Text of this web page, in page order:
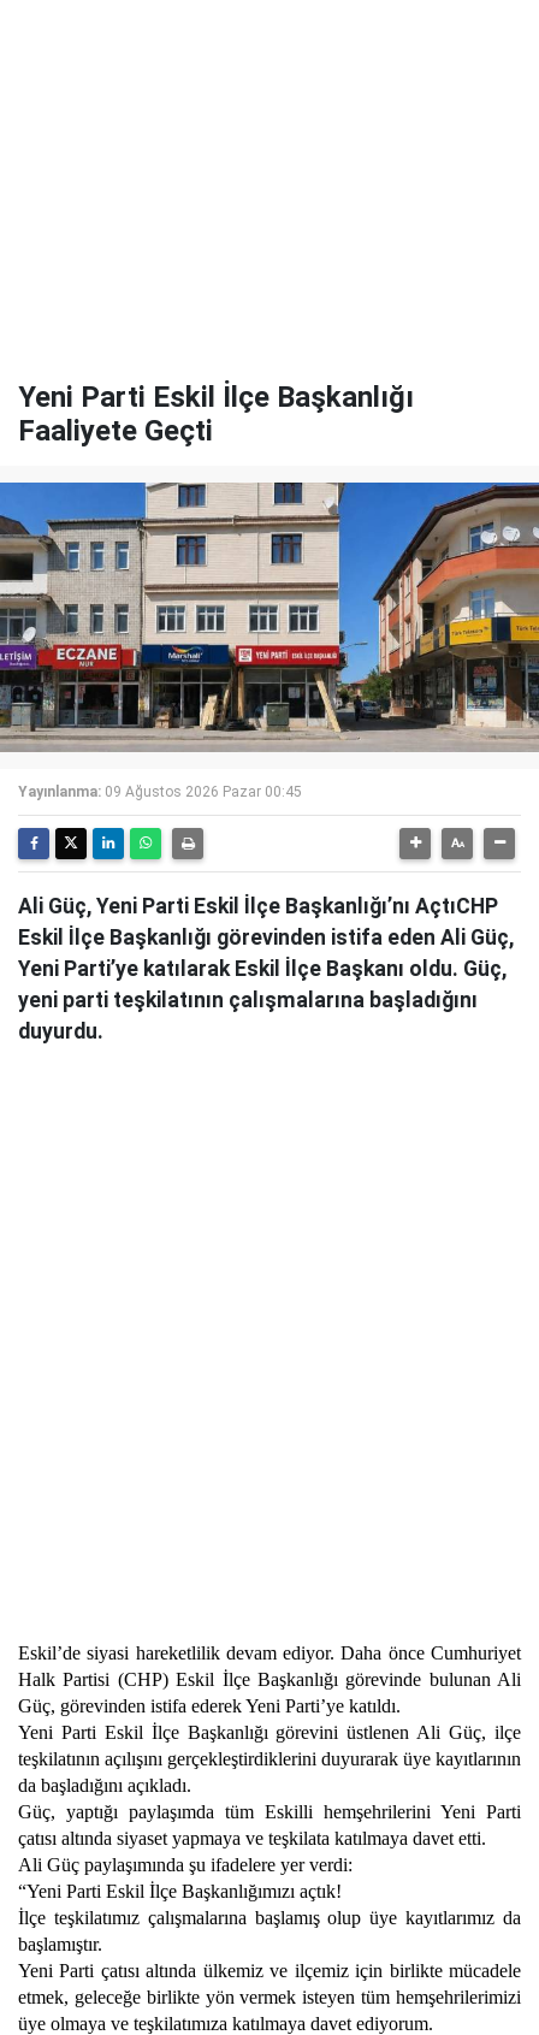
Yeni Parti Eskil İlçe Başkanlığı
Faaliyete Geçti
Yayınlanma: 09 Ağustos 2026 Pazar 00:45
Ali Güç, Yeni Parti Eskil İlçe Başkanlığı’nı AçtıCHP
Eskil İlçe Başkanlığı görevinden istifa eden Ali Güç,
Yeni Parti’ye katılarak Eskil İlçe Başkanı oldu. Güç,
yeni parti teşkilatının çalışmalarına başladığını
duyurdu.
Eskil’de siyasi hareketlilik devam ediyor. Daha önce Cumhuriyet
Halk Partisi (CHP) Eskil İlçe Başkanlığı görevinde bulunan Ali
Güç, görevinden istifa ederek Yeni Parti’ye katıldı.
Yeni Parti Eskil İlçe Başkanlığı görevini üstlenen Ali Güç, ilçe
teşkilatının açılışını gerçekleştirdiklerini duyurarak üye kayıtlarının
da başladığını açıkladı.
Güç, yaptığı paylaşımda tüm Eskilli hemşehrilerini Yeni Parti
çatısı altında siyaset yapmaya ve teşkilata katılmaya davet etti.
Ali Güç paylaşımında şu ifadelere yer verdi:
“Yeni Parti Eskil İlçe Başkanlığımızı açtık!
İlçe teşkilatımız çalışmalarına başlamış olup üye kayıtlarımız da
başlamıştır.
Yeni Parti çatısı altında ülkemiz ve ilçemiz için birlikte mücadele
etmek, geleceğe birlikte yön vermek isteyen tüm hemşehrilerimizi
üye olmaya ve teşkilatımıza katılmaya davet ediyorum.